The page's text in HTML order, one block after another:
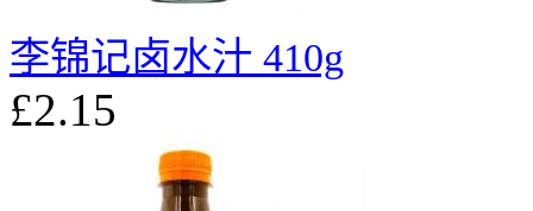
李锦记卤水汁 410g
£2.15